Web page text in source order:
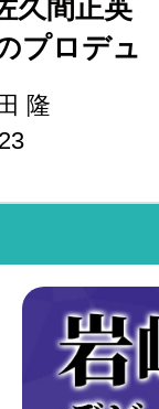
久間正英
プロデュ
隆